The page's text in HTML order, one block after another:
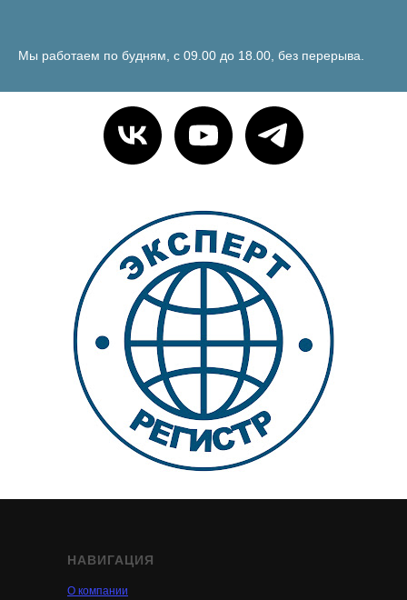
Мы работаем по будням, с 09.00 до 18.00, без перерыва.
НАВИГАЦИЯ
О компании